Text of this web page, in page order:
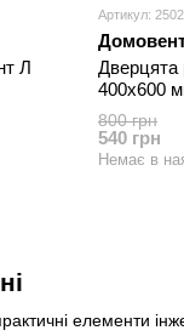
елементи
Л
Артикул:
Дверцята
400х600
800 грн
540 грн
Немає в